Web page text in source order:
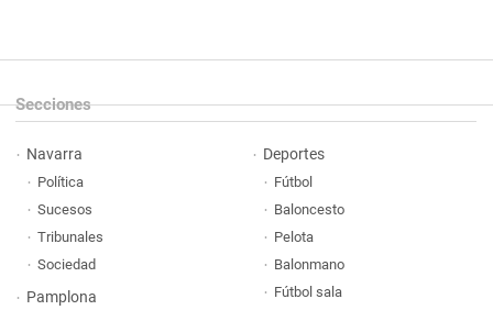
Secciones
Navarra
Política
Sucesos
Tribunales
Sociedad
Pamplona
Deportes
Fútbol
Baloncesto
Pelota
Balonmano
Fútbol sala